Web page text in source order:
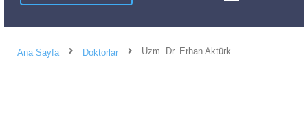
Ana Sayfa Doktorlar Uzm. Dr. Erhan Aktürk